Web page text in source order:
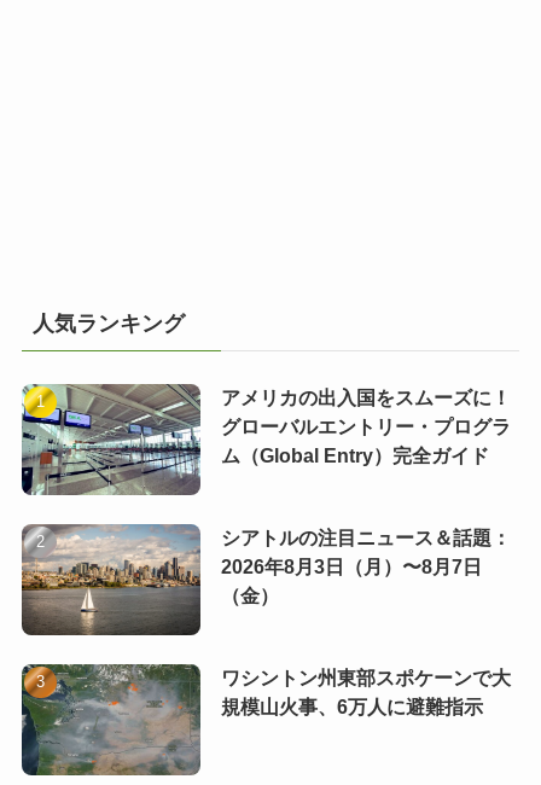
人気ランキング
アメリカの出入国をスムーズに！
グローバルエントリー・プログラ
ム（Global Entry）完全ガイド
シアトルの注目ニュース＆話題：
2026年8月3日（月）〜8月7日
（金）
ワシントン州東部スポケーンで大
規模山火事、6万人に避難指示